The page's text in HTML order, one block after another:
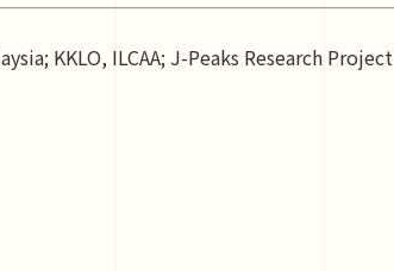
KKLO, ILCAA; J-Peaks Research